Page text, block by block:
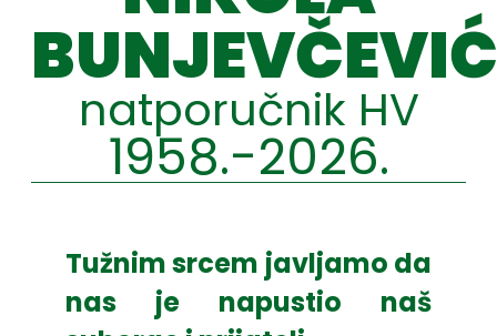
BUNJEVČEVIĆ
natporučnik HV
1958.-2026.
Tužnim srcem javljamo da
nas je napustio naš